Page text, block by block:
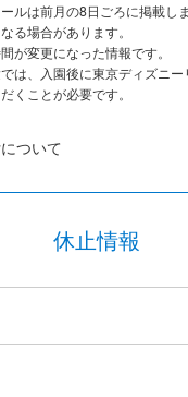
ルは前月の8日ごろに掲載しま
る場合があります。
が変更になった情報です。
は、入園後に東京ディズニ
くことが必要です。
ついて
休止情報